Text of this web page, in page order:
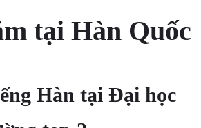
tại Hàn Quốc
Hàn tại Đại học